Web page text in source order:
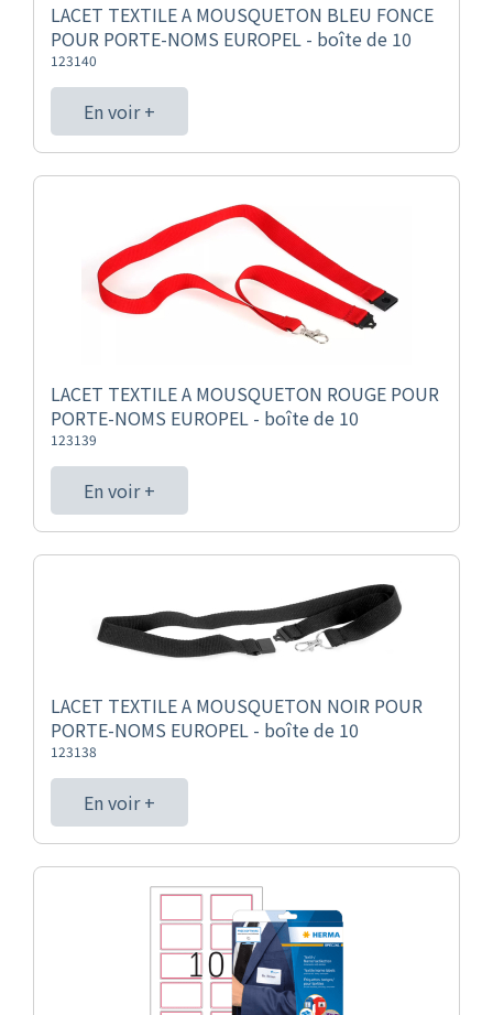
LACET TEXTILE A MOUSQUETON BLEU FONCE
POUR PORTE-NOMS EUROPEL - boîte de 10
123140
En voir +
LACET TEXTILE A MOUSQUETON ROUGE POUR
PORTE-NOMS EUROPEL - boîte de 10
123139
En voir +
LACET TEXTILE A MOUSQUETON NOIR POUR
PORTE-NOMS EUROPEL - boîte de 10
123138
En voir +